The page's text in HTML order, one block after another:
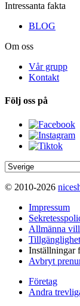
Intressanta fakta
BLOG
Om oss
Vår grupp
Kontakt
Följ oss på
© 2010-2026
Impressum
Allmänna
Inställningar
Avbryt
Företag
Andra